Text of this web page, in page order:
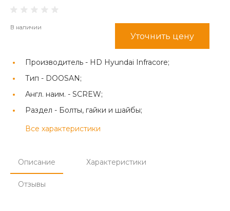
В наличии
Уточнить цену
Производитель - HD Hyundai Infracore;
Тип - DOOSAN;
Англ. наим. - SCREW;
Раздел - Болты, гайки и шайбы;
Все характеристики
Описание Характеристики
Отзывы